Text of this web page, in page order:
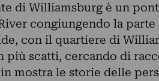
di Williamsburg è un
congiungendo la
con il quartiere di
più scatti, cercando di
mostra le storie delle